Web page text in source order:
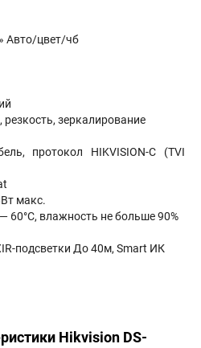
Авто/цвет/чб
резкость, зеркалирование
протокол HIKVISION-C (TVI
макс.
60°С, влажность не больше 90%
подсветки До 40м, Smart ИК
Hikvision DS-